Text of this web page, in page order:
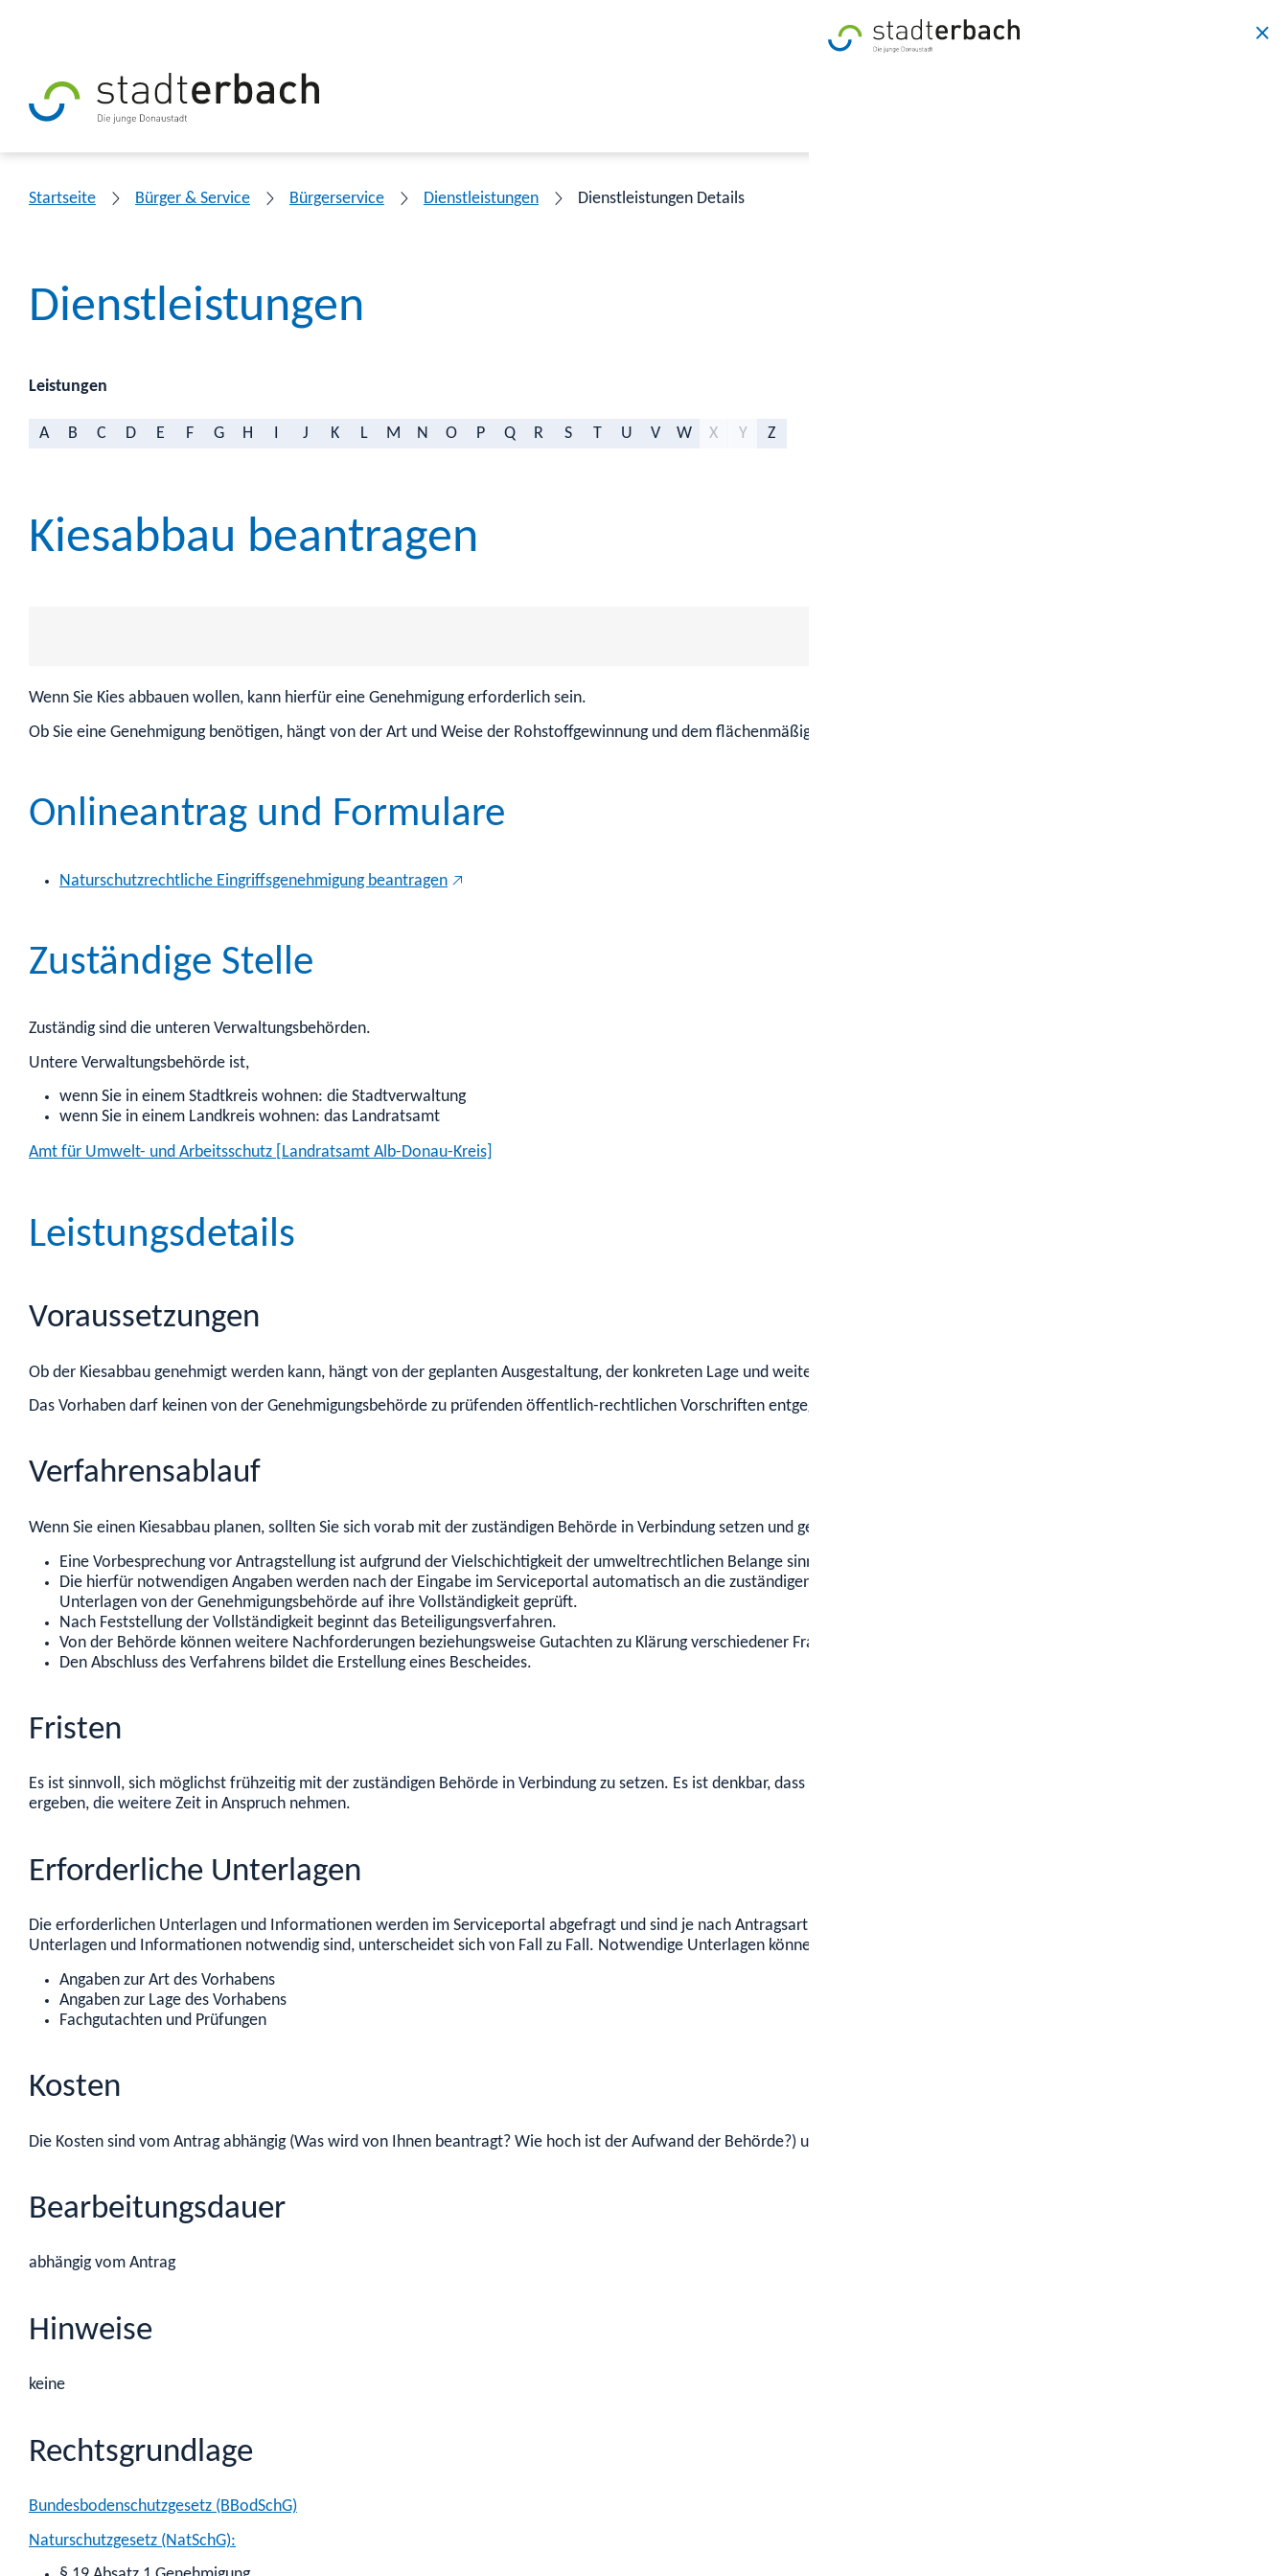
Startseite Bürger & Service Bürgerservice Dienstleistungen Dienstleistungen Details
Dienstleistungen
Leistungen
A B C D E F G H J K L M N O P Q R S T U V W X Y Z
Kiesabbau beantragen
Wenn Sie Kies abbauen wollen, kann hierfür eine Genehmigung erforderlich sein.
Ob Sie eine Genehmigung benötigen, hängt von der Art und Weise der Rohstoffgewinnung und dem flächenmäßigen Umfang des Vorhabens ab.
Onlineantrag und Formulare
Naturschutzrechtliche Eingriffsgenehmigung beantragen
Zuständige Stelle
Zuständig sind die unteren Verwaltungsbehörden.
Untere Verwaltungsbehörde ist,
wenn Sie in einem Stadtkreis wohnen: die Stadtverwaltung
wenn Sie in einem Landkreis wohnen: das Landratsamt
Amt für Umwelt- und Arbeitsschutz [Landratsamt Alb-Donau-Kreis]
Leistungsdetails
Voraussetzungen
Ob der Kiesabbau genehmigt werden kann, hängt von der geplanten Ausgestaltung, der konkreten Lage und weiteren Aspekten des Einzelfalls ab.
Das Vorhaben darf keinen von der Genehmigungsbehörde zu prüfenden öffentlich-rechtlichen Vorschriften entgegenstehen.
Verfahrensablauf
Wenn Sie einen Kiesabbau planen, sollten Sie sich vorab mit der zuständigen Behörde in Verbindung setzen und gegebenenfalls eine Genehmigung beantragen:
Eine Vorbesprechung vor Antragstellung ist aufgrund der Vielschichtigkeit der umweltrechtlichen Belange sinnvoll.
Die hierfür notwendigen Angaben werden nach der Eingabe im Serviceportal automatisch an die zuständigen Stellen weitergeleitet. Nach Antragseingang werden die
Unterlagen von der Genehmigungsbehörde auf ihre Vollständigkeit geprüft.
Nach Feststellung der Vollständigkeit beginnt das Beteiligungsverfahren.
Von der Behörde können weitere Nachforderungen beziehungsweise Gutachten zu Klärung verschiedener Fragen verlangt werden.
Den Abschluss des Verfahrens bildet die Erstellung eines Bescheides.
Fristen
Es ist sinnvoll, sich möglichst frühzeitig mit der zuständigen Behörde in Verbindung zu setzen. Es ist denkbar, dass sich zu Ihrem Antrag Nachfragen oder Nachforderungen
ergeben, die weitere Zeit in Anspruch nehmen.
Erforderliche Unterlagen
Die erforderlichen Unterlagen und Informationen werden im Serviceportal abgefragt und sind je nach Antragsart und Ausgestaltung des Vorhabens unterschiedlich. Welche
Unterlagen und Informationen notwendig sind, unterscheidet sich von Fall zu Fall. Notwendige Unterlagen können sein:
Angaben zur Art des Vorhabens
Angaben zur Lage des Vorhabens
Fachgutachten und Prüfungen
Kosten
Die Kosten sind vom Antrag abhängig (Was wird von Ihnen beantragt? Wie hoch ist der Aufwand der Behörde?) und können bei den einzelnen Behörden unterschiedlich sein.
Bearbeitungsdauer
abhängig vom Antrag
Hinweise
keine
Rechtsgrundlage
Bundesbodenschutzgesetz (BBodSchG)
Naturschutzgesetz (NatSchG):